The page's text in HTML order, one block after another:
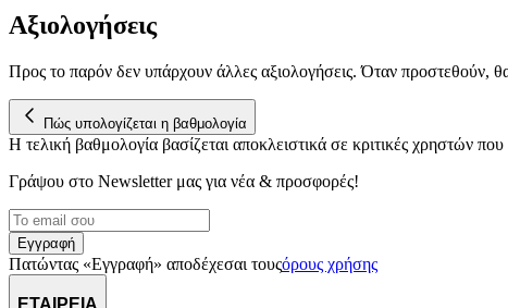
Αξιολογήσεις
Προς το παρόν δεν υπάρχουν άλλες αξιολογήσεις. Όταν προστεθούν,
Πώς υπολογίζεται η βαθμολογία
Η τελική βαθμολογία βασίζεται αποκλειστικά σε κριτικές χρηστών
Γράψου στο Νewsletter μας για νέα & προσφορές!
Εγγραφή
Πατώντας «Εγγραφή» αποδέχεσαι τουςόρους χρήσης
ΕΤΑΙΡΕΙΑ